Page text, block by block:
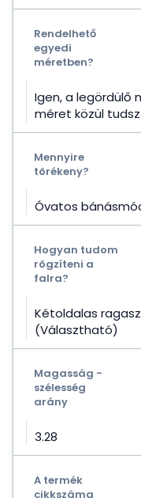
Rendelhető
egyedi
méretben?
Igen, a legördülő
méret közül
Mennyire
törékeny?
Óvatos
Hogyan tudom
rögzíteni a
falra?
Kétoldalas
(Választható)
Magasság -
szélesség
arány
3.28
A termék
cikkszáma